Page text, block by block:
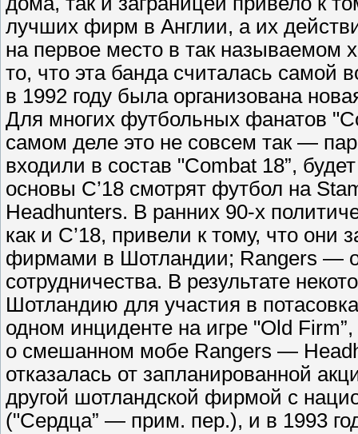
лучших фирм в Англии, а их
на первое место в так называемом
то, что эта банда считалась самой
в 1992 году была организована
Для многих футбольных фанатов
самом деле это не совсем так —
входили в состав "Combat 18”,
основы С’18 смотрят футбол на
Headhunters. В ранних 90-х
как и С’18, привели к тому, что они
фирмами в Шотландии; Rangers —
сотрудничества. В результате
Шотландию для участия в
одном инциденте на игре "Old
о смешанном мобе Rangers —
отказалась от запланированной
другой шотландской фирмой c
("Сердца” — прим. пер.), и в 1993